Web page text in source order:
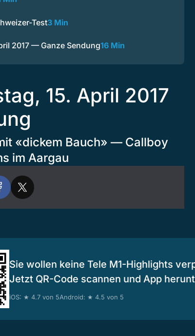
Test3 Min
2017 — Ganze Sendung16 Min
15. April 2017
«dickem Bauch» — Callboy
im Aargau
Sie wollen keine Tele M1-Highlights
Jetzt QR-Code scannen und App
iOS: ★ 4.7 von 5Android: ★ 4.5 von 5